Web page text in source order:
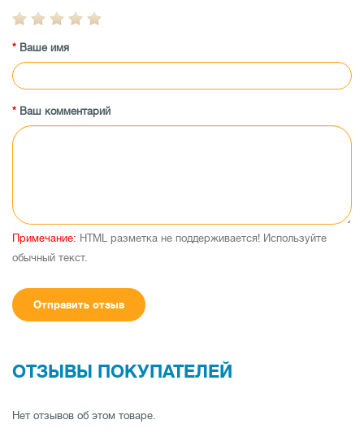
Ваше имя
Ваш комментарий
Примечание: HTML разметка не поддерживается! Используйте
обычный текст.
Отправить отзыв
ОТЗЫВЫ ПОКУПАТЕЛЕЙ
Нет отзывов об этом товаре.